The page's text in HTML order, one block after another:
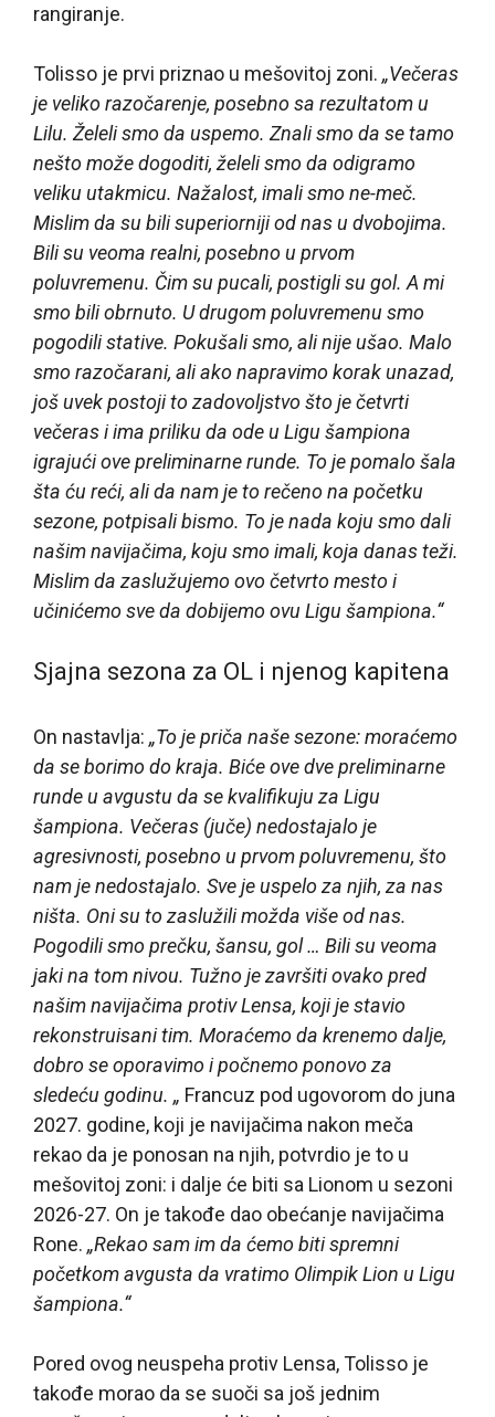
rangiranje.
Tolisso je prvi priznao u mešovitoj zoni. „Večeras
je veliko razočarenje, posebno sa rezultatom u
Lilu. Želeli smo da uspemo. Znali smo da se tamo
nešto može dogoditi, želeli smo da odigramo
veliku utakmicu. Nažalost, imali smo ne-meč.
Mislim da su bili superiorniji od nas u dvobojima.
Bili su veoma realni, posebno u prvom
poluvremenu. Čim su pucali, postigli su gol. A mi
smo bili obrnuto. U drugom poluvremenu smo
pogodili stative. Pokušali smo, ali nije ušao. Malo
smo razočarani, ali ako napravimo korak unazad,
još uvek postoji to zadovoljstvo što je četvrti
večeras i ima priliku da ode u Ligu šampiona
igrajući ove preliminarne runde. To je pomalo šala
šta ću reći, ali da nam je to rečeno na početku
sezone, potpisali bismo. To je nada koju smo dali
našim navijačima, koju smo imali, koja danas teži.
Mislim da zaslužujemo ovo četvrto mesto i
učinićemo sve da dobijemo ovu Ligu šampiona.“
Sjajna sezona za OL i njenog kapitena
On nastavlja: „To je priča naše sezone: moraćemo
da se borimo do kraja. Biće ove dve preliminarne
runde u avgustu da se kvalifikuju za Ligu
šampiona. Večeras (juče) nedostajalo je
agresivnosti, posebno u prvom poluvremenu, što
nam je nedostajalo. Sve je uspelo za njih, za nas
ništa. Oni su to zaslužili možda više od nas.
Pogodili smo prečku, šansu, gol … Bili su veoma
jaki na tom nivou. Tužno je završiti ovako pred
našim navijačima protiv Lensa, koji je stavio
rekonstruisani tim. Moraćemo da krenemo dalje,
dobro se oporavimo i počnemo ponovo za
sledeću godinu. „ Francuz pod ugovorom do juna
2027. godine, koji je navijačima nakon meča
rekao da je ponosan na njih, potvrdio je to u
mešovitoj zoni: i dalje će biti sa Lionom u sezoni
2026-27. On je takođe dao obećanje navijačima
Rone. „Rekao sam im da ćemo biti spremni
početkom avgusta da vratimo Olimpik Lion u Ligu
šampiona.“
Pored ovog neuspeha protiv Lensa, Tolisso je
takođe morao da se suoči sa još jednim